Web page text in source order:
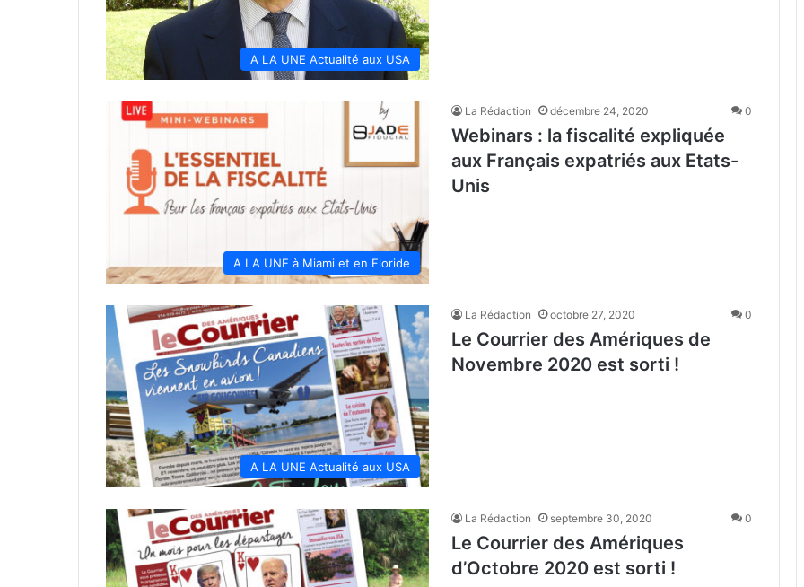
A LA UNE Actualité aux USA
A LA UNE à Miami et en Floride
La Rédaction décembre 24, 2020 0
Webinars : la fiscalité expliquée
aux Français expatriés aux Etats-
Unis
A LA UNE Actualité aux USA
La Rédaction octobre 27, 2020 0
Le Courrier des Amériques de
Novembre 2020 est sorti !
La Rédaction septembre 30, 2020 0
Le Courrier des Amériques
d’Octobre 2020 est sorti !